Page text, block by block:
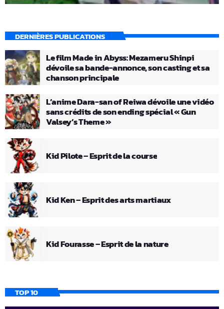
DERNIÈRES PUBLICATIONS
Le film Made in Abyss: Mezameru Shinpi
dévoile sa bande-annonce, son casting et sa
chanson principale
L’anime Dara-san of Reiwa dévoile une vidéo
sans crédits de son ending spécial « Gun
Valsey’s Theme »
Kid Pilote – Esprit de la course
Kid Ken – Esprit des arts martiaux
Kid Fourasse – Esprit de la nature
TOP 10